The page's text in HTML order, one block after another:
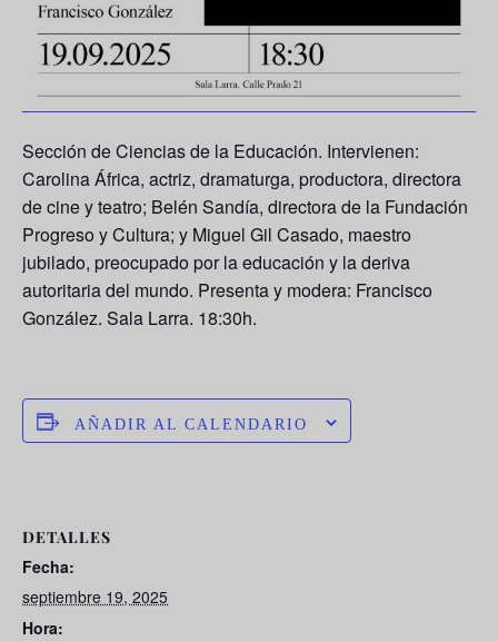
Sección de Ciencias de la Educación. Intervienen:
Carolina África, actriz, dramaturga, productora, directora
de cine y teatro; Belén Sandía, directora de la Fundación
Progreso y Cultura; y Miguel Gil Casado, maestro
jubilado, preocupado por la educación y la deriva
autoritaria del mundo. Presenta y modera: Francisco
González. Sala Larra. 18:30h.
AÑADIR AL CALENDARIO
DETALLES
Fecha:
septiembre 19, 2025
Hora: